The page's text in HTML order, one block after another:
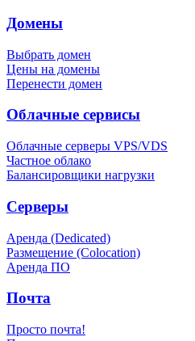
Домены
Выбрать домен
Цены на домены
Перенести домен
Облачные сервисы
Облачные серверы VPS/VDS
Частное облако
Балансировщики нагрузки
Серверы
Аренда (Dedicated)
Размещение (Colocation)
Аренда ПО
Почта
Просто почта!